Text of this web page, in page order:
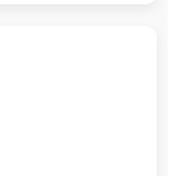
Gerekenler
Rehber
Nelerdir?